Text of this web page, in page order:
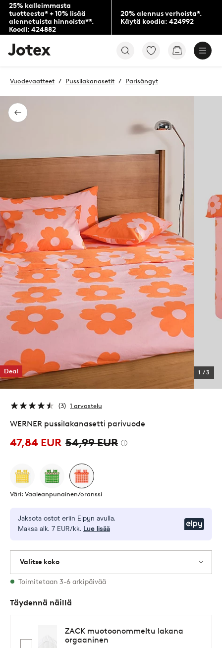
25% kalleimmasta
tuotteesta* + 10% lisää
alennetuista hinnoista**.
Koodi: 424882
20% alennus verhoista*.
Käytä koodia: 424992
Jotex-
logo
aloitussivulle
Siirry
Siirry
Takaisin
Vuodevaatteet Pussilakanasetit Parisängyt
Deal 1 /3
3 1 arvostelu
WERNER pussilakanasetti parivuode
47,84 EUR 54,99 EUR
Väri: Vaaleanpunainen/oranssi
Jaksota ostot eriin Elpyn avulla.
Maksa alk. 7 EUR/kk. Lue lisää
Valitse koko
Varastossa on kaikkia kokoja
Toimitetaan 3-6 arkipäivää
Täydennä näillä
ZACK muotoonommeltu lakana
orgaaninen